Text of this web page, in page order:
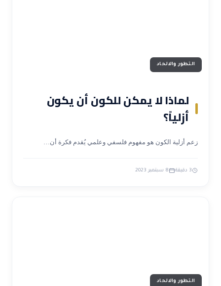
التطور والالحاد
لماذا لا يمكن للكون أن يكون
أزلياً؟
زعم أزلية الكون هو مفهوم فلسفي وعلمي يُقدم فكرة أن…
3 دقيقة 8 سبتمبر 2023
التطور والالحاد